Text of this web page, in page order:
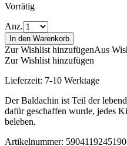
Vorrätig
Anz.
In den Warenkorb
Zur Wishlist hinzufügenAus
Zur Wishlist hinzufügen
Lieferzeit: 7-10 Werktage
Der Baldachin ist Teil der
dafür geschaffen wurde, jedes
beleben.
Artikelnummer: 5904119245190